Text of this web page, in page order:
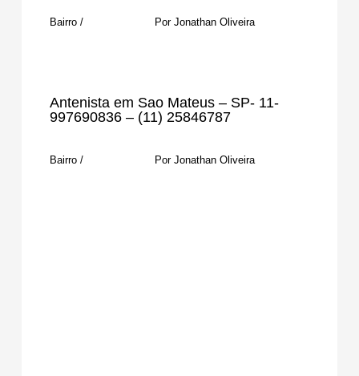
Bairro/ Por Jonathan Oliveira
Antenista em Sao Mateus – SP- 11-
997690836 – (11) 25846787
Bairro/ Por Jonathan Oliveira